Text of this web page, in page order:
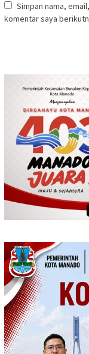
Simpan nama,
komentar saya